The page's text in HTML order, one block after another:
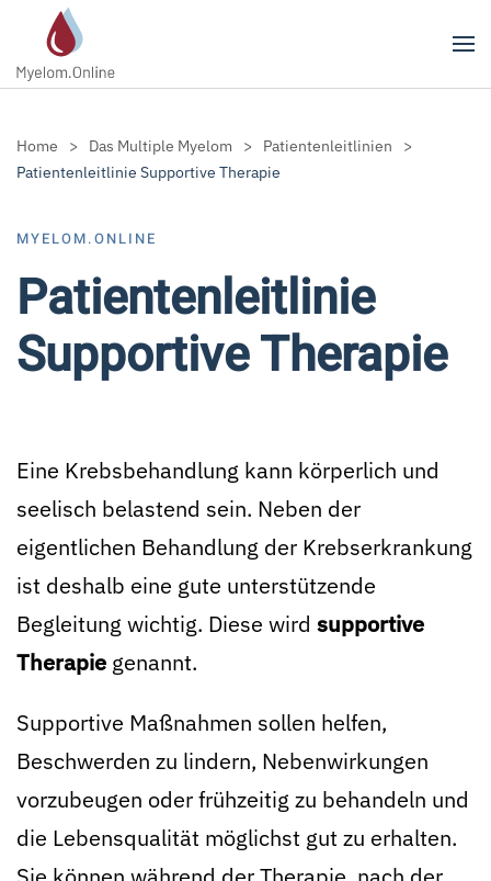
Zum Hauptinhalt springen
Home Das Multiple Myelom
Patientenleitlinien
Patientenleitlinie Supportive Therapie
MYELOM.ONLINE
Patientenleitlinie
Supportive Therapie
Eine Krebsbehandlung kann körperlich und
seelisch belastend sein. Neben der
eigentlichen Behandlung der Krebserkrankung
ist deshalb eine gute unterstützende
Begleitung wichtig. Diese wird supportive
Therapie genannt.
Supportive Maßnahmen sollen helfen,
Beschwerden zu lindern, Nebenwirkungen
vorzubeugen oder frühzeitig zu behandeln und
die Lebensqualität möglichst gut zu erhalten.